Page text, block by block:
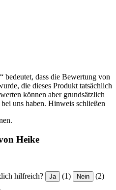
bedeutet, dass die Bewertung von
die dieses Produkt tatsächlich
können aber grundsätzlich
uns haben. Hinweis schließen
Heike
hilfreich? Ja (1) Nein (2)